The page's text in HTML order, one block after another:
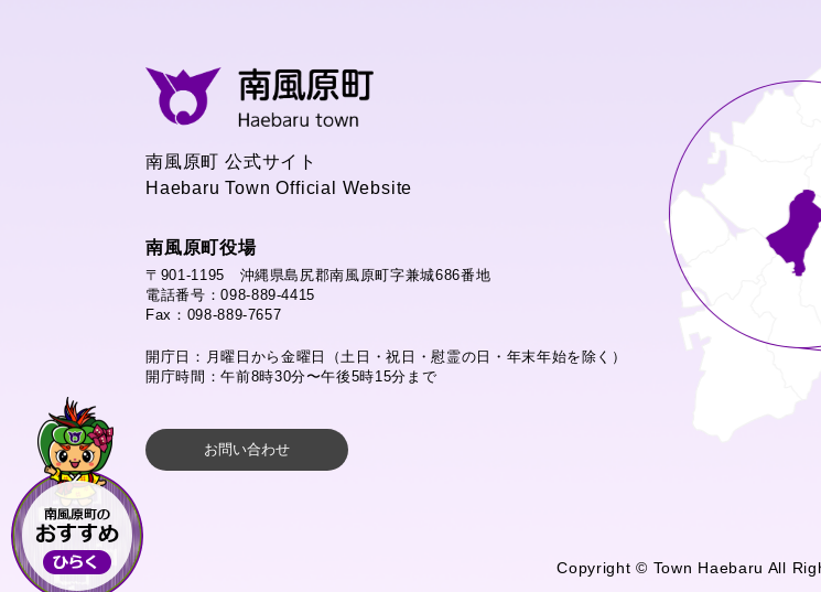
南風原町 公式サイト
Haebaru Town Official Website
南風原町役場
〒901-1195 沖縄県島尻郡南風原町字兼城686番地
電話番号：098-889-4415
Fax：098-889-7657
開庁日：月曜日から金曜日（土日・祝日・慰霊の日・年末年始を除く）
開庁時間：午前8時30分〜午後5時15分まで
お問い合わせ
Copyright © Town Haebaru All